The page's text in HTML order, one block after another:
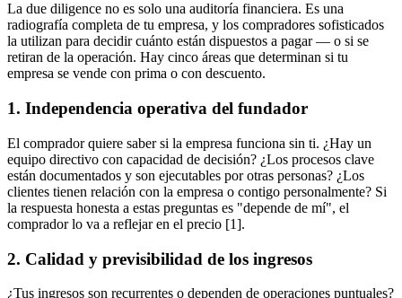
La due diligence no es solo una auditoría financiera. Es una
radiografía completa de tu empresa, y los compradores sofisticados
la utilizan para decidir cuánto están dispuestos a pagar — o si se
retiran de la operación. Hay cinco áreas que determinan si tu
empresa se vende con prima o con descuento.
1. Independencia operativa del fundador
El comprador quiere saber si la empresa funciona sin ti. ¿Hay un
equipo directivo con capacidad de decisión? ¿Los procesos clave
están documentados y son ejecutables por otras personas? ¿Los
clientes tienen relación con la empresa o contigo personalmente? Si
la respuesta honesta a estas preguntas es "depende de mí", el
comprador lo va a reflejar en el precio [1].
2. Calidad y previsibilidad de los ingresos
¿Tus ingresos son recurrentes o dependen de operaciones puntuales?